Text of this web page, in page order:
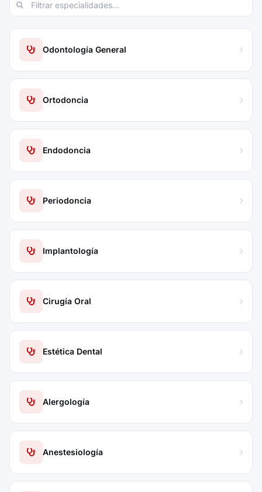
Odontología General
Ortodoncia
Endodoncia
Periodoncia
Implantología
Cirugía Oral
Estética Dental
Alergología
Anestesiología